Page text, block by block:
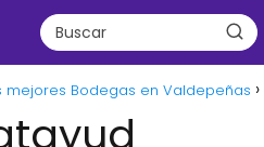
mejores Bodegas en Valdepeñas